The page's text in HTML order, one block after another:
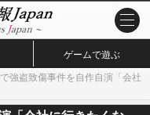
ゲームで遊ぶ
強盗致傷事件を自作自演「会社